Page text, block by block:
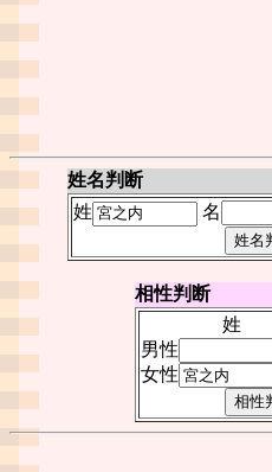
姓名判断
姓
名
相性判断
姓
男性
女性